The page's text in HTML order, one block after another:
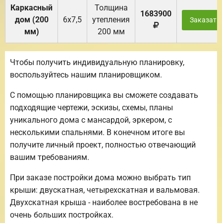
Каркасный
дом (200
мм)
6х7,5
Толщина
утепления
200 мм
1683900
Заказать
Чтобы получить индивидуальную планировку,
воспользуйтесь нашим планировщиком.
С помощью планировщика вы сможете создавать
подходящие чертежи, эскизы, схемы, планы
уникального дома с мансардой, эркером, с
несколькими спальнями. В конечном итоге вы
получите личный проект, полностью отвечающий
вашим требованиям.
При заказе постройки дома можно выбрать тип
крыши: двускатная, четырехскатная и вальмовая.
Двухскатная крыша - наиболее востребована в не
очень больших постройках.